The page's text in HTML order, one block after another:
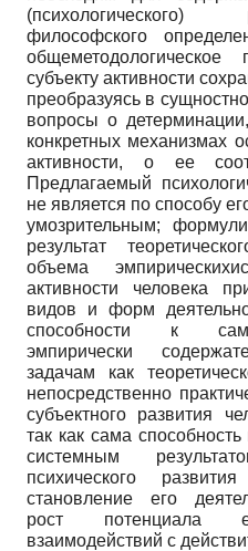
философского
субъекту активности
преобразуясь в
вопросы о
конкретных механизмах
активности, о ее
Предлагаемый
не является по способу
умозрительным;
результат
объема
активности человека
видов и форм
способности к
эмпирически
задачам как
непосредственно
субъектного развития
так как сама
системным
психического
становление его
рост потенциала
взаимодействий с